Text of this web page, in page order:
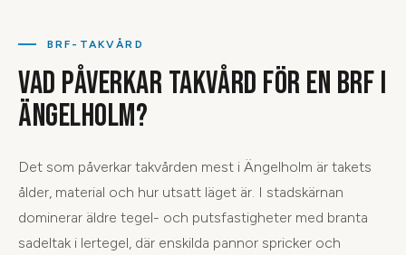
BRF-TAKVÅRD
VAD PÅVERKAR TAKVÅRD FÖR EN BRF I
ÄNGELHOLM?
Det som påverkar takvården mest i Ängelholm är takets
ålder, material och hur utsatt läget är. I stadskärnan
dominerar äldre tegel- och putsfastigheter med branta
sadeltak i lertegel, där enskilda pannor spricker och